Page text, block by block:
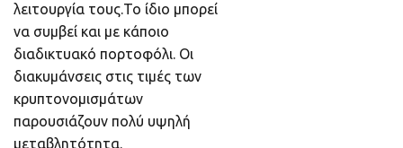
λειτουργία τους.Το ίδιο μπορεί
να συμβεί και με κάποιο
διαδικτυακό πορτοφόλι. Οι
διακυμάνσεις στις τιμές των
κρυπτονομισμάτων
παρουσιάζουν πολύ υψηλή
μεταβλητότητα.